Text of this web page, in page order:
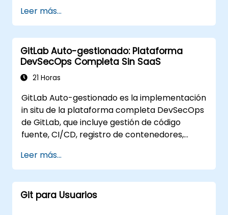
Leer más...
GitLab Auto-gestionado: Plataforma
DevSecOps Completa Sin SaaS
21 Horas
GitLab Auto-gestionado es la implementación
in situ de la plataforma completa DevSecOps
de GitLab, que incluye gestión de código
fuente, CI/CD, registro de contenedores,
estándar de oro para las organizaciones que
desean contar con todas las funciones de
GitLab sin depender de un servicio SaaS ni
permitir que sus datos salgan de su red.
Leer más...
Git para Usuarios